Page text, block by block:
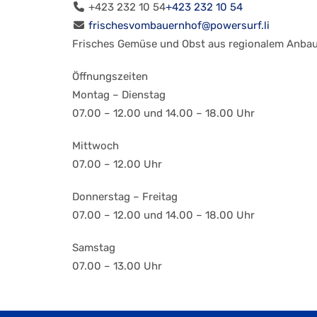
+423 232 10 54+423 232 10 54
frischesvombauernhof@powersurf.li
Frisches Gemüse und Obst aus regionalem
Öffnungszeiten
Montag – Dienstag
07.00 – 12.00 und 14.00 – 18.00 Uhr
Mittwoch
07.00 – 12.00 Uhr
Donnerstag – Freitag
07.00 – 12.00 und 14.00 – 18.00 Uhr
Samstag
07.00 – 13.00 Uhr